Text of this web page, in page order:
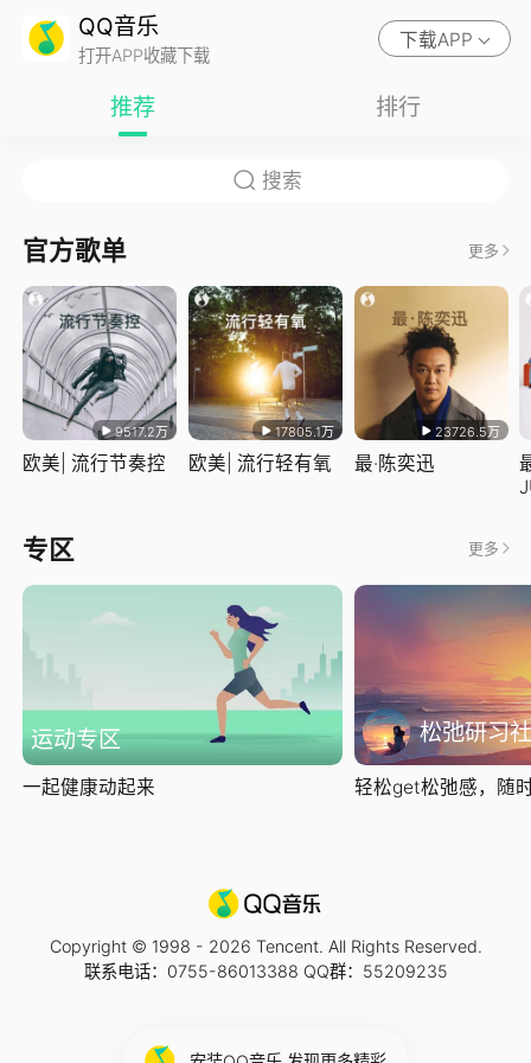
QQ音乐
打开APP收藏下载
下载APP
推荐 排行
官方歌单 更多
9517.2万
欧美| 流行节奏控
17805.1万
欧美| 流行轻有氧
23726.5万
最·陈奕迅
专区 更多
运动专区
一起健康动起来
松弛研习社
轻松get松弛感，随
Copyright © 1998 - 2026 Tencent. All Rights Reserved.
联系电话：0755-86013388 QQ群：55209235